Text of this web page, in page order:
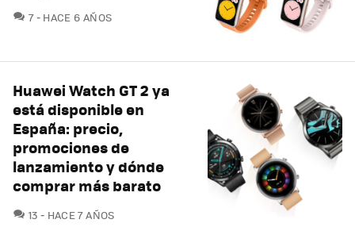
7COMENTARIOS
HACE 6 AÑOS
Huawei Watch GT 2 ya
está disponible en
España: precio,
promociones de
lanzamiento y dónde
comprar más barato
13 COMENTARIOS
HACE 7 AÑOS